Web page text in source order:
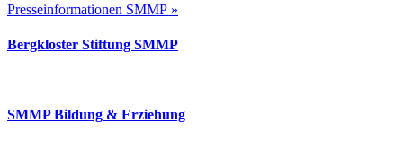
Presseinformationen SMMP »
Bergkloster Stiftung SMMP
SMMP Bildung & Erziehung